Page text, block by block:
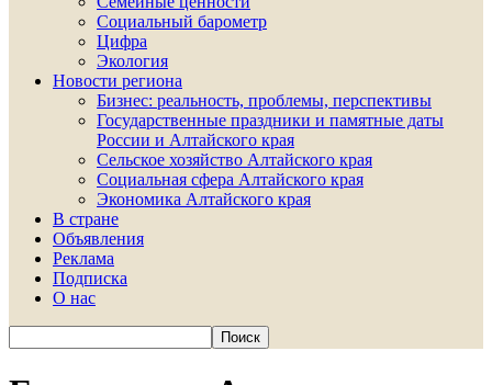
Социальный барометр
Цифра
Экология
Новости региона
Бизнес: реальность, проблемы, перспективы
Государственные праздники и памятные даты
России и Алтайского края
Сельское хозяйство Алтайского края
Социальная сфера Алтайского края
Экономика Алтайского края
В стране
Объявления
Реклама
Подписка
О нас